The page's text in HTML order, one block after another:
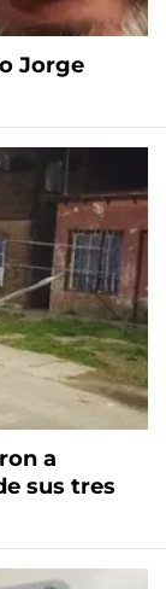
Jorge
a
sus tres